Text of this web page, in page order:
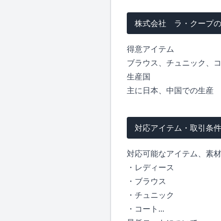
株式会社 ラ・クープ
得意アイテム
ブラウス、チュニック、
生産国
主に日本、中国での生産
対応アイテム・取引条件
対応可能なアイテム、素
・レディース
・ブラウス
・チュニック
・コート...